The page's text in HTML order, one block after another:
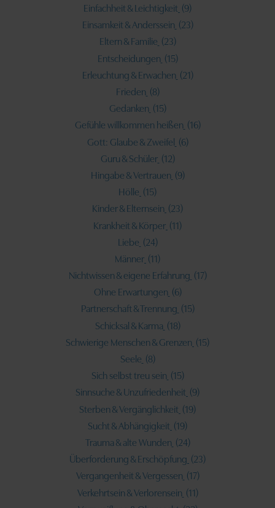
Einfachheit & Leichtigkeit (9)
Einsamkeit & Anderssein (23)
Eltern & Familie (23)
Entscheidungen (15)
Erleuchtung & Erwachen (21)
Frieden (8)
Gedanken (15)
Gefühle willkommen heißen (16)
Gott: Glaube & Zweifel
(6)
Guru & Schüler (12)
Hingabe & Vertrauen (9)
Hölle (15)
Kinder & Elternsein (23)
Krankheit & Körper (11)
Liebe (24)
Männer (11)
Nichtwissen & eigene Erfahrung (17)
Ohne Erwartungen (6)
Partnerschaft & Trennung (15)
Schicksal & Karma (18)
Schwierige Menschen & Grenzen (15)
Seele (8)
Sich selbst treu sein (15)
Sinnsuche & Unzufriedenheit (9)
Sterben & Vergänglichkeit (19)
Sucht & Abhängigkeit (19)
Trauma & alte Wunden (24)
Überforderung & Erschöpfung (23)
Vergangenheit & Vergessen (17)
Verkehrtsein & Verlorensein (11)